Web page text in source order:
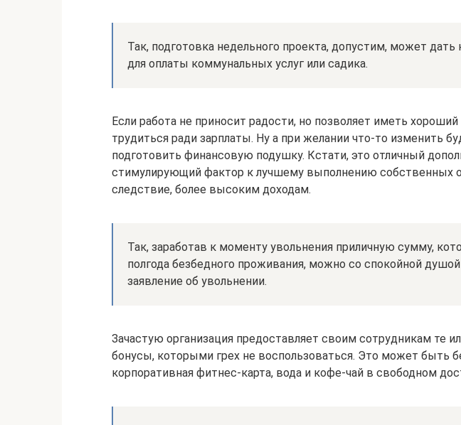
Так, подготовка недельного проекта, допустим, может
для оплаты коммунальных услуг или садика.
Если работа не приносит радости, но позволяет иметь
трудиться ради зарплаты. Ну а при желании что-то изменить
подготовить финансовую подушку. Кстати, это отличный
стимулирующий фактор к лучшему выполнению собственных
следствие, более высоким доходам.
Так, заработав к моменту увольнения приличную сумму,
полгода безбедного проживания, можно со спокойной
заявление об увольнении.
Зачастую организация предоставляет своим сотрудникам те
бонусы, которыми грех не воспользоваться. Это может быть
корпоративная фитнес-карта, вода и кофе-чай в свободном